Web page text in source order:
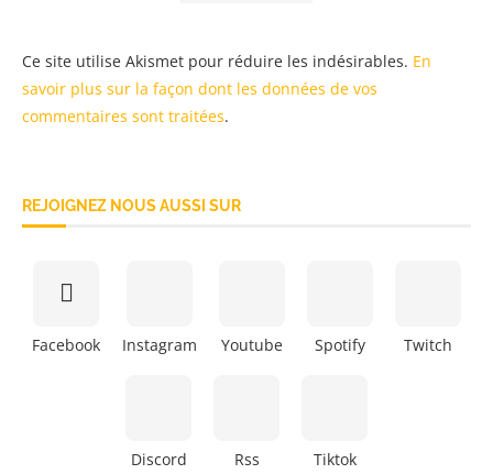
Ce site utilise Akismet pour réduire les indésirables. En
savoir plus sur la façon dont les données de vos
commentaires sont traitées.
REJOIGNEZ NOUS AUSSI SUR
Facebook Instagram Youtube Spotify Twitch
Discord Rss Tiktok